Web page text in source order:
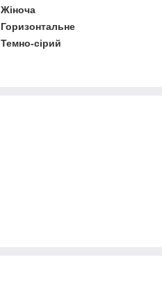
Жіноча
Горизонтальне
Темно-сірий